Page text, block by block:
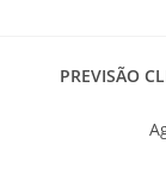
PREVISÃO